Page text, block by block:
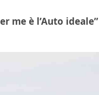
me è l’Auto ideale”